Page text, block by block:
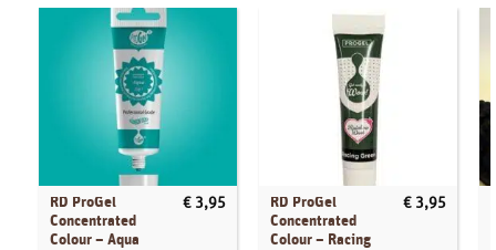
RD ProGel
Concentrated
Colour – Aqua
€ 3,95
RD ProGel
Concentrated
Colour – Racing
€ 3,95